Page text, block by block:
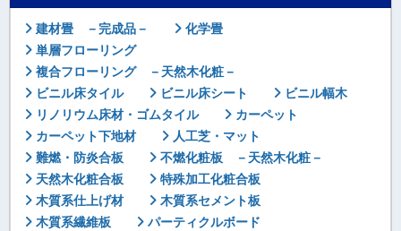
建材畳 －完成品－
化学畳
単層フローリング
複合フローリング －天然木化粧－
ビニル床タイル
ビニル床シート
ビニル幅木
リノリウム床材・ゴムタイル
カーペット
カーペット下地材
人工芝・マット
難燃・防炎合板
不燃化粧板 －天然木化粧－
天然木化粧合板
特殊加工化粧合板
木質系仕上げ材
木質系セメント板
木質系繊維板
パーティクルボード